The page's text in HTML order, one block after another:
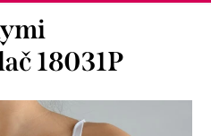
18031P